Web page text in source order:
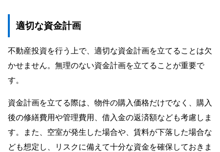
適切な資金計画
不動産投資を行う上で、適切な資金計画を立てることは欠
かせません。無理のない資金計画を立てることが重要で
す。
資金計画を立てる際は、物件の購入価格だけでなく、購入
後の修繕費用や管理費用、借入金の返済額なども考慮しま
す。また、空室が発生した場合や、賃料が下落した場合な
ども想定し、リスクに備えて十分な資金を確保しておきま